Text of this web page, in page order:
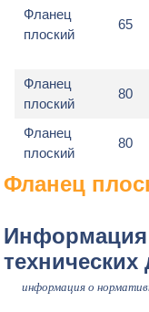
Фланец
плоский
65
Фланец
плоский
80
Фланец
плоский
80
Фланец
технических
информация о